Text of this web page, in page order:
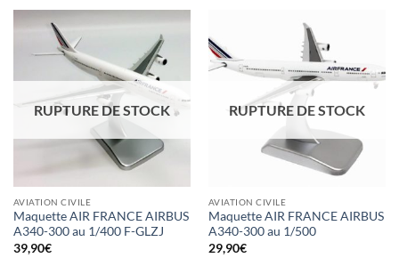
RUPTURE DE STOCK
AVIATION CIVILE
Maquette AIR FRANCE AIRBUS
A340-300 au 1/400 F-GLZJ
39,90€
RUPTURE DE STOCK
AVIATION CIVILE
Maquette AIR FRANCE AIRBUS
A340-300 au 1/500
29,90€